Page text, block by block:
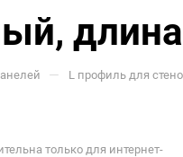
— L профиль для
только для интернет-